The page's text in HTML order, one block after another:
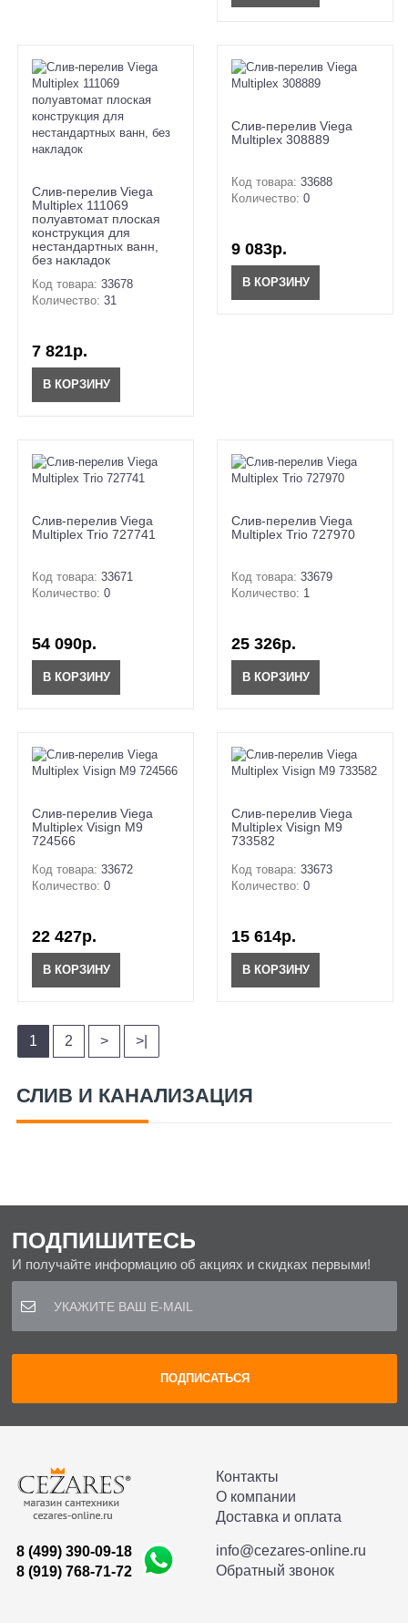
Слив-перелив Viega
Multiplex 111069
полуавтомат плоская
конструкция для
нестандартных ванн,
без накладок
Код товара: 33678
Количество: 31
7 821р.
В КОРЗИНУ
Слив-перелив Viega
Multiplex 308889
Код товара: 33688
Количество: 0
9 083р.
В КОРЗИНУ
Слив-перелив Viega
Multiplex Trio 727741
Код товара: 33671
Количество: 0
54 090р.
В КОРЗИНУ
Слив-перелив Viega
Multiplex Trio 727970
Код товара: 33679
Количество: 1
25 326р.
В КОРЗИНУ
Слив-перелив Viega
Multiplex Visign M9
724566
Код товара: 33672
Количество: 0
22 427р.
В КОРЗИНУ
Слив-перелив Viega
Multiplex Visign M9
733582
Код товара: 33673
Количество: 0
15 614р.
В КОРЗИНУ
1 2 > >|
СЛИВ И КАНАЛИЗАЦИЯ
ПОДПИШИТЕСЬ
И получайте информацию об акциях и скидках первыми!
Контакты
О компании
Доставка и оплата
8 (499) 390-09-18
8 (919) 768-71-72
info@cezares-online.ru
Обратный звонок